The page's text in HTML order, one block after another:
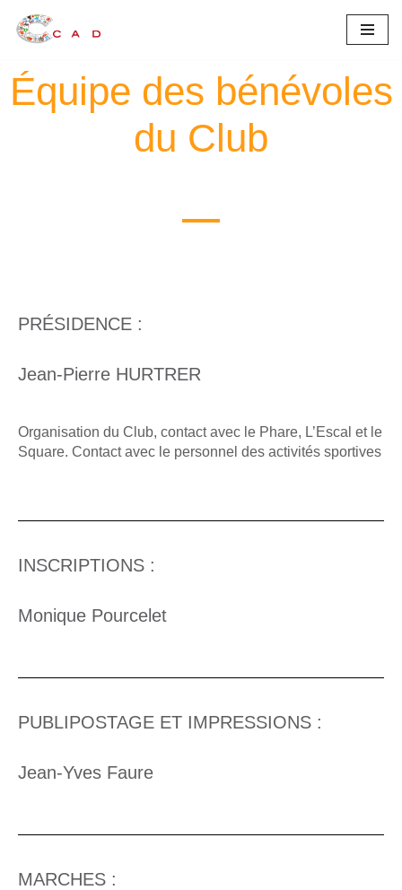
Aller
au
contenu
Équipe des bénévoles
du Club
PRÉSIDENCE :
Jean-Pierre HURTRER
Organisation du Club, contact avec le Phare, L’Escal et le
Square. Contact avec le personnel des activités sportives
INSCRIPTIONS :
Monique Pourcelet
PUBLIPOSTAGE ET IMPRESSIONS :
Jean-Yves Faure
MARCHES :